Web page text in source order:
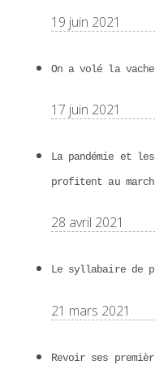
19 juin 2021
On a volé la
17 juin 2021
La pandémie et
profitent au
28 avril 2021
Le syllabaire de
21 mars 2021
Revoir ses